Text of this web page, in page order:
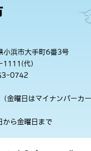
浜市大手町6番3号
1111(代)
0742
金曜日はマイナンバーカ
から金曜日まで